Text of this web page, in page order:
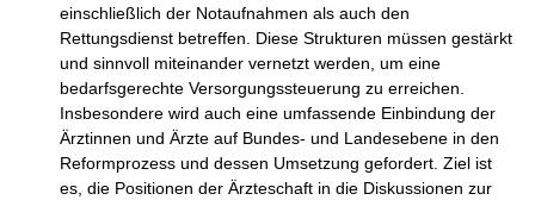
einschließlich der Notaufnahmen als auch den
Rettungsdienst betreffen. Diese Strukturen müssen gestärkt
und sinnvoll miteinander vernetzt werden, um eine
bedarfsgerechte Versorgungssteuerung zu erreichen.
Insbesondere wird auch eine umfassende Einbindung der
Ärztinnen und Ärzte auf Bundes- und Landesebene in den
Reformprozess und dessen Umsetzung gefordert. Ziel ist
es, die Positionen der Ärzteschaft in die Diskussionen zur